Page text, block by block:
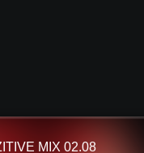
MIX 02.08